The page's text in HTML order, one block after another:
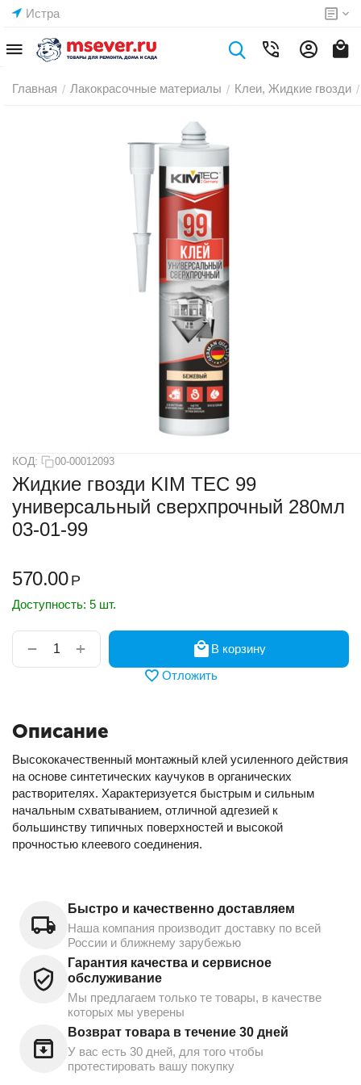
Истра
Главная / Лакокрасочные материалы / Клеи, Жидкие гвозди /
КОД: 00-00012093
Жидкие гвозди KIM TEC 99
универсальный сверхпрочный 280мл
03-01-99
570.00 Р
Доступность: 5 шт.
+
−
В корзину
Отложить
Описание
Высококачественный монтажный клей усиленного действия
на основе синтетических каучуков в органических
растворителях. Характеризуется быстрым и сильным
начальным схватыванием, отличной адгезией к
большинству типичных поверхностей и высокой
прочностью клеевого соединения.
Быстро и качественно доставляем
Наша компания производит доставку по всей
России и ближнему зарубежью
Гарантия качества и сервисное
обслуживание
Мы предлагаем только те товары, в качестве
которых мы уверены
Возврат товара в течение 30 дней
У вас есть 30 дней, для того чтобы
протестировать вашу покупку